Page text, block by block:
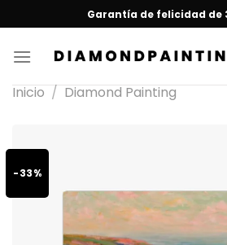
Garantía de felicidad de
Inicio / Diamond Painting
-33%